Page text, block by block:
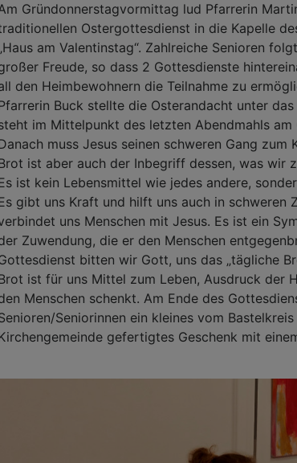
Gründonnerstagvormittag lud Pfarrerin
Ostergottesdienst in die Kapelle
am Valentinstag“. Zahlreiche Senioren
Freude, so dass 2 Gottesdienste
den Heimbewohnern die Teilnahme zu
Buck stellte die Osterandacht unter das
im Mittelpunkt des letzten Abendmahls am
muss Jesus seinen schweren Gang zum
ist aber auch der Inbegriff dessen, was wir
ist kein Lebensmittel wie jedes andere,
gibt uns Kraft und hilft uns auch in schweren
uns Menschen mit Jesus. Es ist ein
Zuwendung, die er den Menschen
bitten wir Gott, uns das „tägliche
ist für uns Mittel zum Leben, Ausdruck der
Menschen schenkt. Am Ende des
Seniorinnen ein kleines vom
gefertigtes Geschenk mit